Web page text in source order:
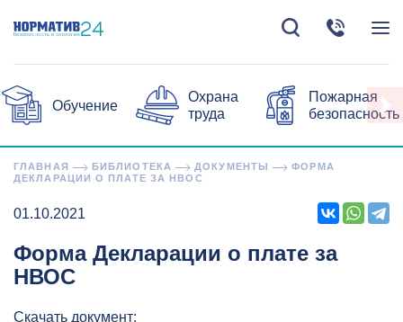
Обучение
Охрана
труда
Пожарная
безопасность
ГЛАВНАЯ БИБЛИОТЕКА ДОКУМЕНТЫ
ФОРМА
ДЕКЛАРАЦИИ О ПЛАТЕ ЗА НВОС
01.10.2021
Форма Декларации о плате за
НВОС
Скачать документ: